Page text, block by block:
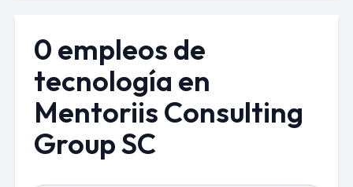
0 empleos de
tecnología en
Mentoriis Consulting
Group SC